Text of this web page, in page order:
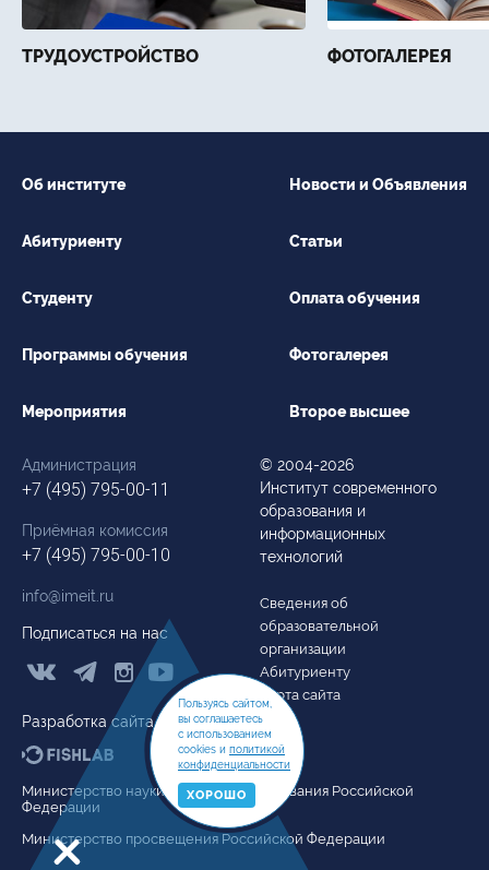
ТРУДОУСТРОЙСТВО ФОТОГАЛЕРЕЯ
Об институте
Абитуриенту
Студенту
Программы обучения
Мероприятия
Новости и Объявления
Статьи
Оплата обучения
Фотогалерея
Второе высшее
Подписаться на нас
  
Разработка сайта
Министерство науки и высшего образования Российской
Федерации
Министерство просвещения Российской Федерации
Администрация
+7 (495) 795-00-11
Приёмная комиссия
+7 (495) 795-00-10
info@imeit.ru
© 2004-2026
Институт современного
образования и
информационных
технологий
Сведения об
образовательной
организации
Абитуриенту
Карта сайта
Пользуясь сайтом,
вы соглашаетесь
с использованием
cookies и политикой
конфиденциальности
ХОРОШО